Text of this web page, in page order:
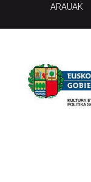
ARAUAK